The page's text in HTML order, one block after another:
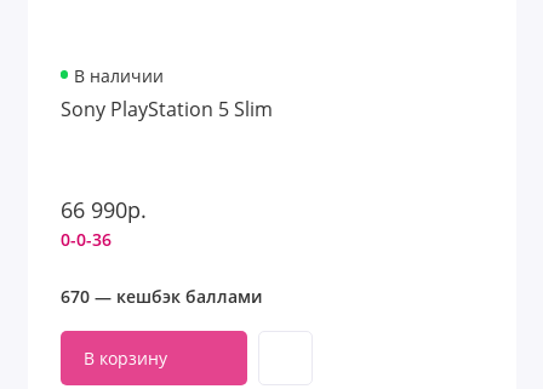
В наличии
Sony PlayStation 5 Slim
66 990р.
0-0-36
670 — кешбэк баллами
В корзину